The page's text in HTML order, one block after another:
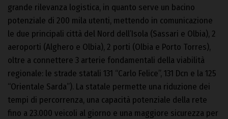
grande rilevanza logistica, in quanto serve un bacino
potenziale di 200 mila utenti, mettendo in comunicazione
le due principali città del Nord dell’Isola (Sassari e Olbia), 2
aeroporti (Alghero e Olbia), 2 porti (Olbia e Porto Torres),
oltre a connettere 3 arterie fondamentali della viabilità
regionale: le strade statali 131 “Carlo Felice”, 131 Dcn e la 125
“Orientale Sarda”). La statale permette una riduzione dei
tempi di percorrenza, una capacità potenziale della rete
fino a 23.000 veicoli al giorno e una maggiore sicurezza per